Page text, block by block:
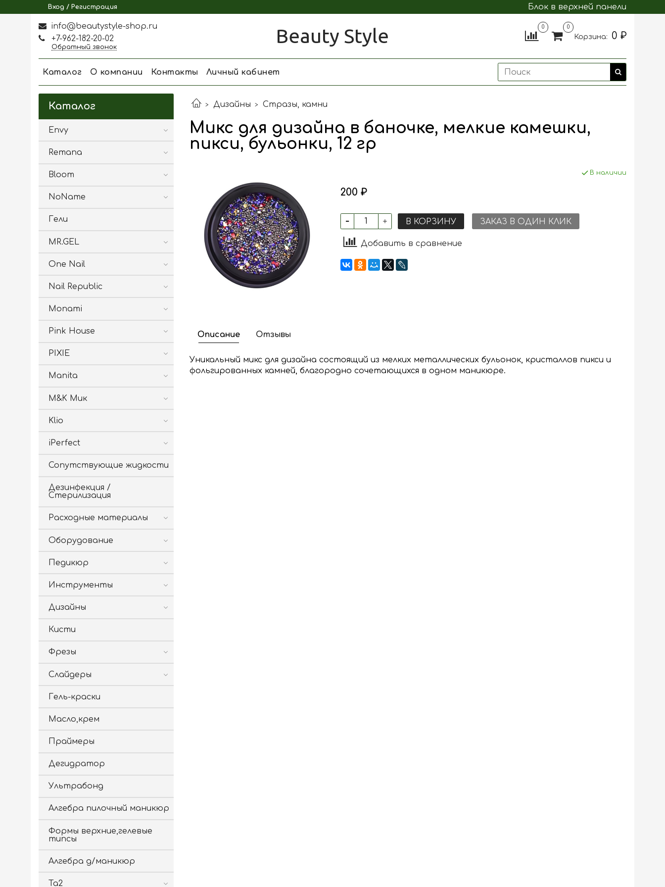
Вход / Регистрация Блок в верхней панели
info@beautystyle-shop.ru
+7-962-182-20-02
Обратный звонок Beauty Style 0 0
Корзина: 0 ₽
Каталог О компании Контакты Личный кабинет
Дизайны Стразы, камни
Микс для дизайна в баночке, мелкие камешки,
пикси, бульонки, 12 гр
В наличии
200 ₽
В КОРЗИНУ ЗАКАЗ В ОДИН КЛИК
Добавить в сравнение
Описание
Уникальный микс для дизайна состоящий из мелких металлических бульонок, кристаллов пикси и
фольгированных камней, благородно сочетающихся в одном маникюре.
Отзывы
Каталог
Envy
Remana
Bloom
NoName
Гели
MR.GEL
One Nail
Nail Republic
Monami
Pink House
PIXIE
Manita
M&K Мик
Klio
iPerfect
Сопутствующие жидкости
Дезинфекция /
Стерилизация
Расходные материалы
Оборудование
Педикюр
Инструменты
Дизайны
Кисти
Фрезы
Слайдеры
Гель-краски
Масло,крем
Праймеры
Дегидратор
Ультрабонд
Алгебра пилочный маникюр
Формы верхние,гелевые
типсы
Алгебра д/маникюр
Ta2